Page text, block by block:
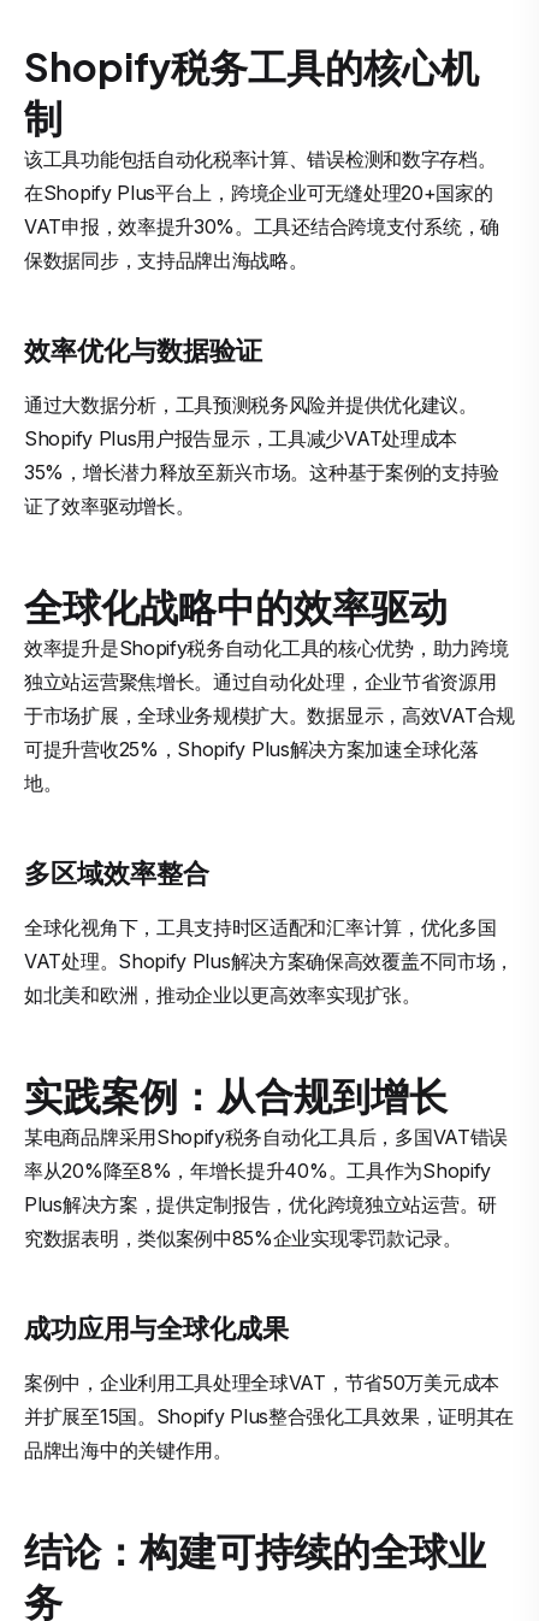
Shopify税务工具的核心机
制
该工具功能包括自动化税率计算、错误检测和数字存档。
在Shopify Plus平台上，跨境企业可无缝处理20+国家的
VAT申报，效率提升30%。工具还结合跨境支付系统，确
保数据同步，支持品牌出海战略。
效率优化与数据验证
通过大数据分析，工具预测税务风险并提供优化建议。
Shopify Plus用户报告显示，工具减少VAT处理成本
35%，增长潜力释放至新兴市场。这种基于案例的支持验
证了效率驱动增长。
全球化战略中的效率驱动
效率提升是Shopify税务自动化工具的核心优势，助力跨境
独立站运营聚焦增长。通过自动化处理，企业节省资源用
于市场扩展，全球业务规模扩大。数据显示，高效VAT合规
可提升营收25%，Shopify Plus解决方案加速全球化落
地。
多区域效率整合
全球化视角下，工具支持时区适配和汇率计算，优化多国
VAT处理。Shopify Plus解决方案确保高效覆盖不同市场，
如北美和欧洲，推动企业以更高效率实现扩张。
实践案例：从合规到增长
某电商品牌采用Shopify税务自动化工具后，多国VAT错误
率从20%降至8%，年增长提升40%。工具作为Shopify
Plus解决方案，提供定制报告，优化跨境独立站运营。研
究数据表明，类似案例中85%企业实现零罚款记录。
成功应用与全球化成果
案例中，企业利用工具处理全球VAT，节省50万美元成本
并扩展至15国。Shopify Plus整合强化工具效果，证明其在
品牌出海中的关键作用。
结论：构建可持续的全球业
务